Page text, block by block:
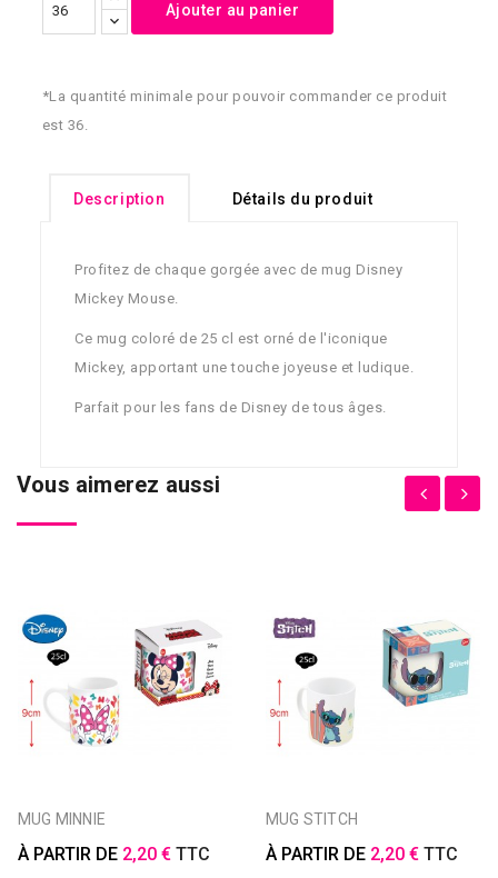
Ajouter au panier
*La quantité minimale pour pouvoir commander ce produit
est 36.
Description Détails du produit
Profitez de chaque gorgée avec de mug Disney
Mickey Mouse.
Ce mug coloré de 25 cl est orné de l'iconique
Mickey, apportant une touche joyeuse et ludique.
Parfait pour les fans de Disney de tous âges.
Vous aimerez aussi
MUG MINNIE
À PARTIR DE 2,20 € TTC
MUG STITCH
À PARTIR DE 2,20 € TTC